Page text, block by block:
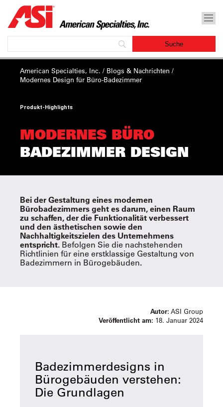
American Specialties, Inc. / Blogs & Nachrichten /
Modernes Design für Büro-Badezimmer
Produkt-Highlights
MODERNES BÜRO
BADEZIMMER DESIGN
Bei der Gestaltung eines modernen
Bürobadezimmers geht es darum, einen Raum
zu schaffen, der die Funktionalität verbessert
und den ästhetischen sowie den
Nachhaltigkeitszielen des Unternehmens
entspricht. Befolgen Sie die nachstehenden
Richtlinien für eine erstklassige Gestaltung von
Badezimmern in Bürogebäuden.
Autor: ASI Group
Veröffentlicht am: 18. Januar 2024
Badezimmerdesigns in
Bürogebäuden verstehen:
Die Grundlagen